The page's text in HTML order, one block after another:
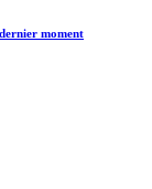
moment